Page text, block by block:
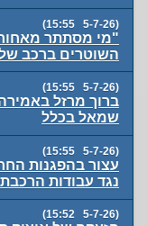
(5-7-26 15:55)
"מי מסתתר
השוטרים ברכב של
(5-7-26 15:55)
ברוך מרזל
שמאל בכלל
(5-7-26 15:55)
עצור בהפגנות
נגד עבודות
(5-7-26 15:52)